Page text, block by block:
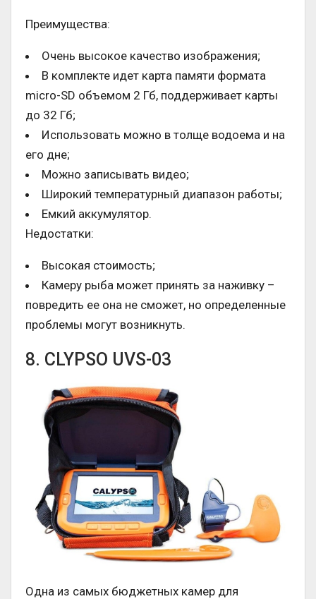
Преимущества:
Очень высокое качество изображения;
В комплекте идет карта памяти формата
micro-SD объемом 2 Гб, поддерживает карты
до 32 Гб;
Использовать можно в толще водоема и на
его дне;
Можно записывать видео;
Широкий температурный диапазон работы;
Емкий аккумулятор.
Недостатки:
Высокая стоимость;
Камеру рыба может принять за наживку –
повредить ее она не сможет, но определенные
проблемы могут возникнуть.
8. CLYPSO UVS-03
Одна из самых бюджетных камер для